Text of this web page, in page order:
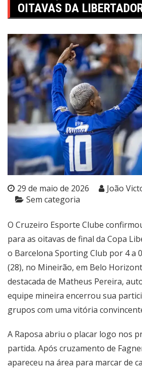
OITAVAS DA
29 de maio de 2026
João
Sem categoria
O Cruzeiro Esporte Clube
para as oitavas de final da Copa
o Barcelona Sporting Club por 4 a
(28), no Mineirão, em Belo
destacada de Matheus Pereira,
equipe mineira encerrou sua
grupos com uma vitória
A Raposa abriu o placar logo nos
partida. Após cruzamento de
apareceu na área para marcar de